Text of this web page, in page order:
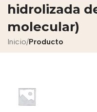
hidrolizada
molecular)
Inicio/Producto